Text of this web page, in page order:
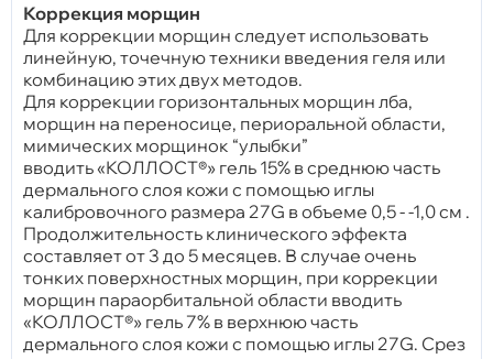
Коррекция морщин
Для коррекции морщин следует использовать
линейную, точечную техники введения геля или
комбинацию этих двух методов.
Для коррекции горизонтальных морщин лба,
морщин на переносице, периоральной области,
мимических морщинок “улыбки”
вводить «КОЛЛОСТ®» гель 15% в среднюю часть
дермального слоя кожи с помощью иглы
калибровочного размера 27G в объеме 0,5 - -1,0 см .
Продолжительность клинического эффекта
составляет от 3 до 5 месяцев. В случае очень
тонких поверхностных морщин, при коррекции
морщин параорбитальной области вводить
«КОЛЛОСТ®» гель 7% в верхнюю часть
дермального слоя кожи с помощью иглы 27G. Срез